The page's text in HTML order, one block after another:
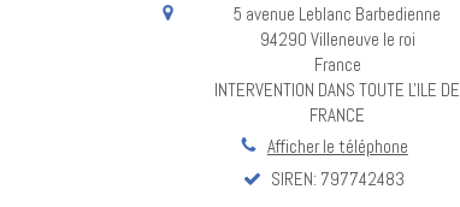
5 avenue Leblanc Barbedienne
94290 Villeneuve le roi
France
INTERVENTION DANS TOUTE L'ILE DE
FRANCE
Afficher le téléphone
SIREN: 797742483